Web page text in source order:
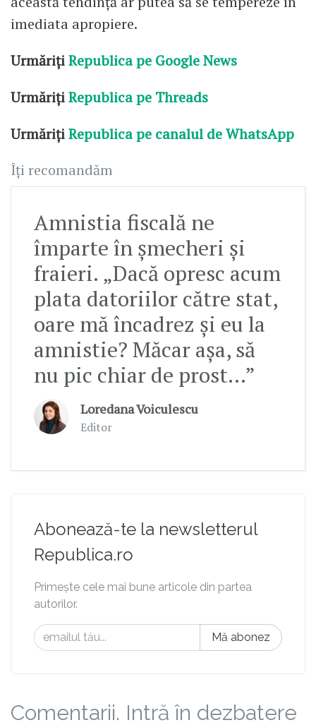
imediata apropiere.
UrmărițiRepublica pe Google News
UrmărițiRepublica pe Threads
UrmărițiRepublica pe canalul de WhatsApp
Îți recomandăm
Amnistia fiscală ne
împarte în șmecheri și
fraieri. „Dacă opresc acum
plata datoriilor către stat,
oare mă încadrez și eu la
amnistie? Măcar așa, să
nu pic chiar de prost...”
Loredana Voiculescu
Editor
Abonează-te la newsletterul
Republica.ro
Primește cele mai bune articole din partea
autorilor.
Mă abonez
Comentarii. Intră în dezbatere